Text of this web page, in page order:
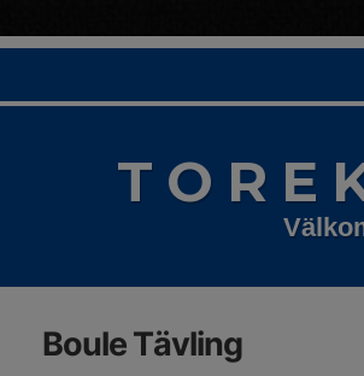
T O R E
Boule Tävling